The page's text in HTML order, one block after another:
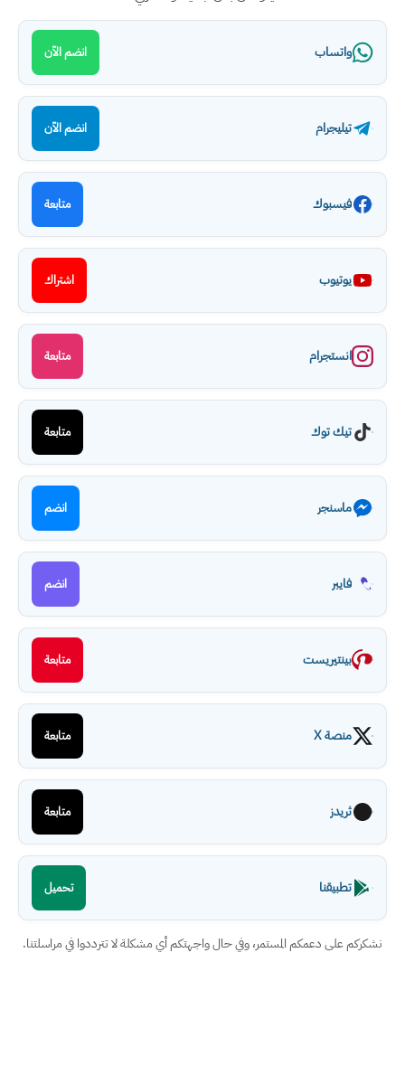
واتساب انضم الآن
تيليجرام انضم الآن
فيسبوك متابعة
يوتيوب اشتراك
انستجرام متابعة
تيك توك متابعة
ماسنجر انضم
فايبر انضم
بينتيريست متابعة
منصة X متابعة
ثريدز متابعة
تطبيقنا تحميل
نشكركم على دعمكم المستمر، وفي حال واجهتكم أي مشكلة لا تترددوا في مراسلتنا.